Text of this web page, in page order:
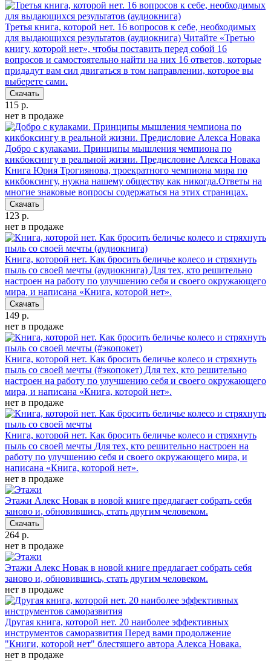
Третья книга, которой нет. 16 вопросов к себе, необходимых
для выдающихся результатов (аудиокнига) Читайте «Третью
книгу, которой нет», чтобы поставить перед собой 16
вопросов и самостоятельно найти на них 16 ответов, которые
придадут вам сил двигаться в том направлении, которое вы
выберете сами.
Скачать
115 р.
нет в продаже
Добро с кулаками. Принципы мышления чемпиона по
кикбоксингу в реальной жизни. Предисловие Алекса Новака
Книга Юрия Трогиянова, троекратного чемпиона мира по
кикбоксингу, нужна нашему обществу как никогда.Ответы на
многие знаковые вопросы содержаться на этих страницах.
Скачать
123 р.
нет в продаже
Книга, которой нет. Как бросить беличье колесо и стряхнуть
пыль со своей мечты (аудиокнига) Для тех, кто решительно
настроен на работу по улучшению себя и своего окружающего
мира, и написана «Книга, которой нет».
Скачать
149 р.
нет в продаже
Книга, которой нет. Как бросить беличье колесо и стряхнуть
пыль со своей мечты (#экопокет) Для тех, кто решительно
настроен на работу по улучшению себя и своего окружающего
мира, и написана «Книга, которой нет».
нет в продаже
Книга, которой нет. Как бросить беличье колесо и стряхнуть
пыль со своей мечты Для тех, кто решительно настроен на
работу по улучшению себя и своего окружающего мира, и
написана «Книга, которой нет».
нет в продаже
Этажи Алекс Новак в новой книге предлагает собрать себя
заново и, обновившись, стать другим человеком.
Скачать
264 р.
нет в продаже
Этажи Алекс Новак в новой книге предлагает собрать себя
заново и, обновившись, стать другим человеком.
нет в продаже
Другая книга, которой нет. 20 наиболее эффективных
инструментов саморазвития Перед вами продолжение
"Книги, которой нет" блестящего автора Алекса Новака.
нет в продаже